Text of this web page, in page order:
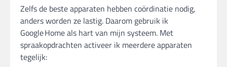
Zelfs de beste apparaten hebben coördinatie nodig,
anders worden ze lastig. Daarom gebruik ik
Google Home als hart van mijn systeem. Met
spraakopdrachten activeer ik meerdere apparaten
tegelijk: